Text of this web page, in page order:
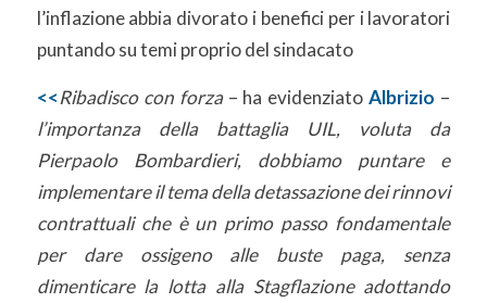
l’inflazione abbia divorato i benefici per i lavoratori
puntando su temi proprio del sindacato
<<Ribadisco con forza– ha evidenziatoAlbrizio –
l’importanza della battaglia UIL, voluta da
Pierpaolo Bombardieri, dobbiamo puntare e
implementare il tema della detassazione dei rinnovi
contrattuali che è un primo passo fondamentale
per dare ossigeno alle buste paga, senza
dimenticare la lotta alla Stagflazione adottando